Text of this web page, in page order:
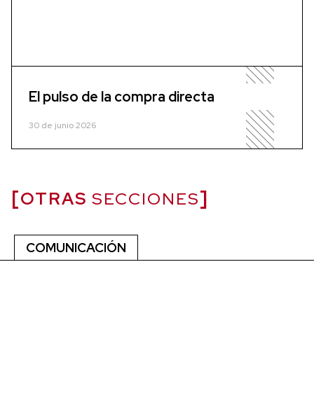
El pulso de la compra directa
30 de junio 2026
OTRAS SECCIONES
COMUNICACIÓN